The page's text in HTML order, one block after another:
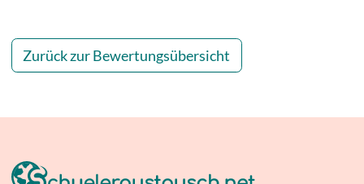
Zurück zur Bewertungsübersicht